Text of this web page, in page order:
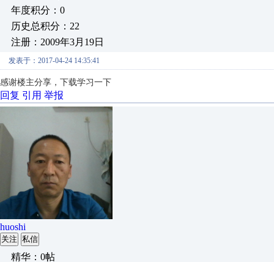
年度积分：0
历史总积分：22
注册：2009年3月19日
发表于：2017-04-24 14:35:41
感谢楼主分享，下载学习一下
回复 引用 举报
huoshi
关注 私信
精华：0帖